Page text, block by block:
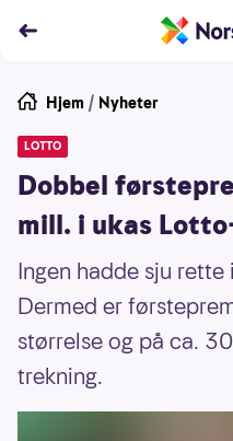
Hjem / Nyheter
LOTTO
Dobbel
mill. i ukas
Ingen hadde sju
Dermed er
størrelse og på ca.
trekning.